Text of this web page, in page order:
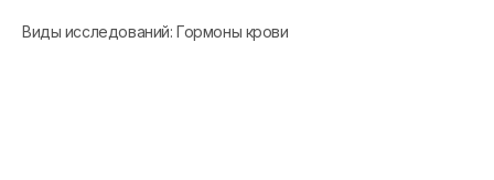
Виды исследований: Гормоны крови